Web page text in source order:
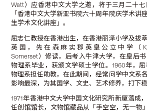
Watt）应香港中文大学之邀，将于三月二十
「香港中文大学新亚书院六十周年院庆学术讲
生学术文化讲座」。
屈志仁教授在香港出生，在香港丽泽小学及拔
英国，先在森麻实郡英皇公立中学（
Somerset）修读，后考入牛津大学，在皇后书
物理系毕业，获颁文学硕士学位。1960年，
物理系担任助教，在此期间，经常问学中文系
影响最深，为其国学、文史、艺术修养，打下稳
1971年香港中文大学中国文化研究所新厦落成
任创馆馆长，文物馆藏品从「手空空，无一物」